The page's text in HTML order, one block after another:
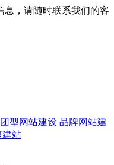
息，请随时联系我们的客
型网站建设 品牌网站建
建站